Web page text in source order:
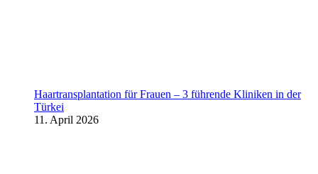
Haartransplantation für Frauen – 3 führende Kliniken in der
Türkei
11. April 2026